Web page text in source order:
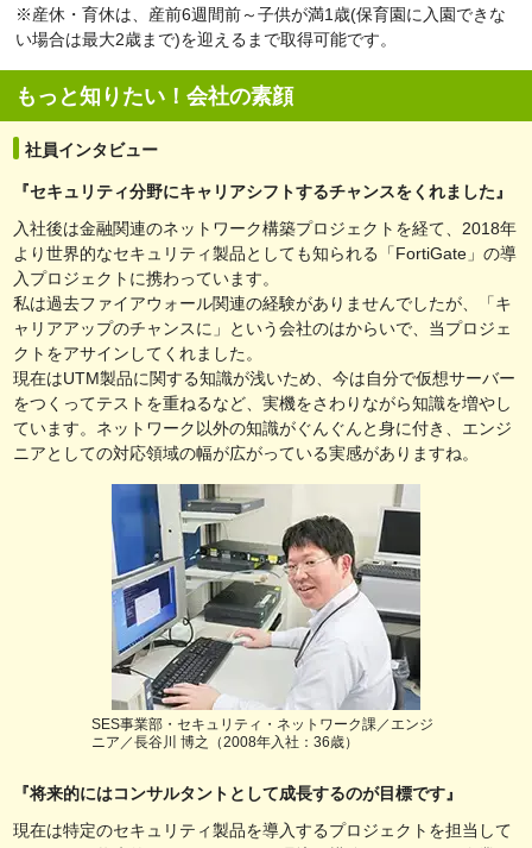
※産休・育休は、産前6週間前～子供が満1歳(保育園に入園できな
い場合は最大2歳まで)を迎えるまで取得可能です。
もっと知りたい！会社の素顔
社員インタビュー
『セキュリティ分野にキャリアシフトするチャンスをくれました』
入社後は金融関連のネットワーク構築プロジェクトを経て、2018年
より世界的なセキュリティ製品としても知られる「FortiGate」の導
入プロジェクトに携わっています。
私は過去ファイアウォール関連の経験がありませんでしたが、「キ
ャリアアップのチャンスに」という会社のはからいで、当プロジェ
クトをアサインしてくれました。
現在はUTM製品に関する知識が浅いため、今は自分で仮想サーバー
をつくってテストを重ねるなど、実機をさわりながら知識を増やし
ています。ネットワーク以外の知識がぐんぐんと身に付き、エンジ
ニアとしての対応領域の幅が広がっている実感がありますね。
SES事業部・セキュリティ・ネットワーク課／エンジ
ニア／長谷川 博之（2008年入社：36歳）
『将来的にはコンサルタントとして成長するのが目標です』
現在は特定のセキュリティ製品を導入するプロジェクトを担当して